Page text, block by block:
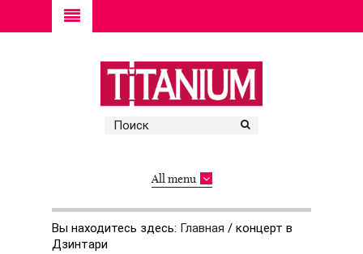
All menu
Вы находитесь здесь: Главная / концерт в
Дзинтари